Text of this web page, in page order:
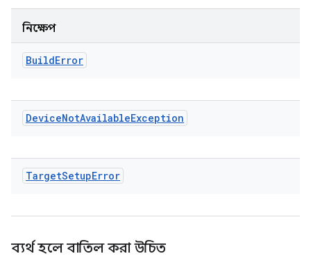
নিক্ষেপ
BuildError
DeviceNotAvailableException
TargetSetupError
ব্যর্থ হলে বাতিল করা উচিত